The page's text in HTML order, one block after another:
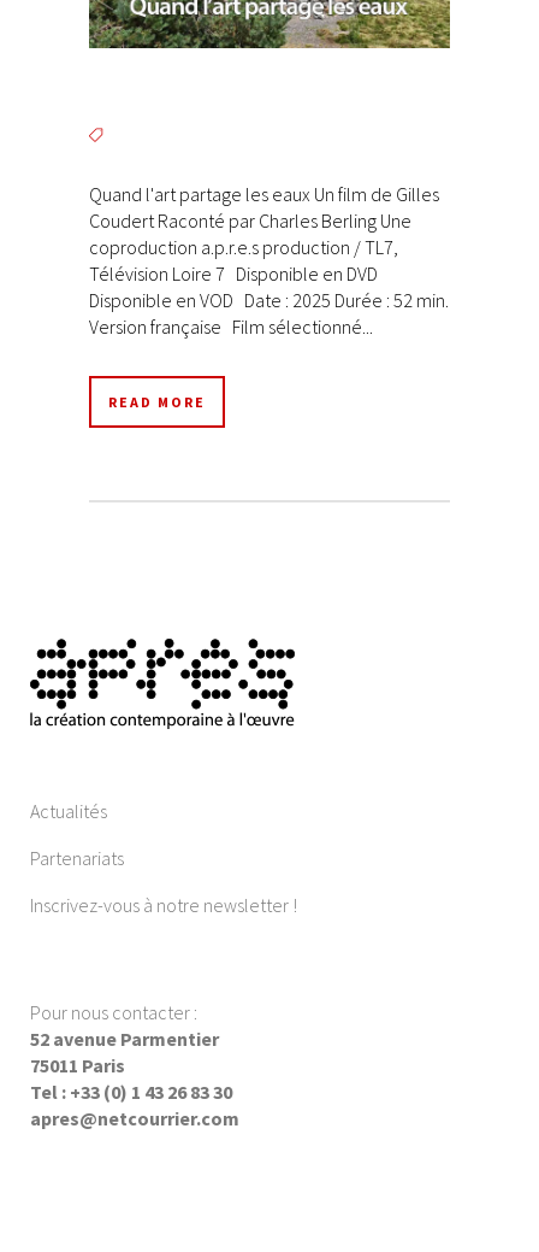
Quand l'art partage les eaux Un film de Gilles
Coudert Raconté par Charles Berling Une
coproduction a.p.r.e.s production / TL7,
Télévision Loire 7 Disponible en DVD
Disponible en VOD Date : 2025 Durée : 52 min.
Version française Film sélectionné...
READ MORE
Actualités
Partenariats
Inscrivez-vous à notre newsletter !
Pour nous contacter :
52 avenue Parmentier
75011 Paris
Tel : +33 (0) 1 43 26 83 30
apres@netcourrier.com